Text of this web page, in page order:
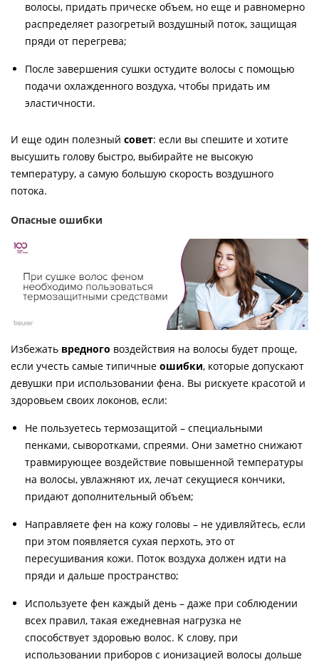
волосы, придать прическе объем, но еще и равномерно
распределяет разогретый воздушный поток, защищая
пряди от перегрева;
После завершения сушки остудите волосы с помощью
подачи охлажденного воздуха, чтобы придать им
эластичности.
И еще один полезный совет: если вы спешите и хотите
высушить голову быстро, выбирайте не высокую
температуру, а самую большую скорость воздушного
потока.
Опасные ошибки
Избежать вредного воздействия на волосы будет проще,
если учесть самые типичные ошибки, которые допускают
девушки при использовании фена. Вы рискуете красотой и
здоровьем своих локонов, если:
Не пользуетесь термозащитой – специальными
пенками, сыворотками, спреями. Они заметно снижают
травмирующее воздействие повышенной температуры
на волосы, увлажняют их, лечат секущиеся кончики,
придают дополнительный объем;
Направляете фен на кожу головы – не удивляйтесь, если
при этом появляется сухая перхоть, это от
пересушивания кожи. Поток воздуха должен идти на
пряди и дальше пространство;
Используете фен каждый день – даже при соблюдении
всех правил, такая ежедневная нагрузка не
способствует здоровью волос. К слову, при
использовании приборов с ионизацией волосы дольше